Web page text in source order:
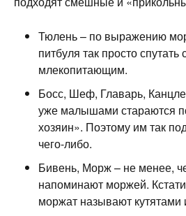
Тюлень – по выражению
питбуля так просто спутать
млекопитающим.
Босс, Шеф, Главарь,
уже малышами стараются
хозяин». Поэтому им так
чего-либо.
Бивень, Морж – не менее,
напоминают моржей.
моржат называют